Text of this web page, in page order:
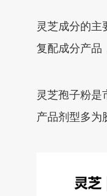
灵芝成分的主
复配成分产品
灵芝孢子粉是
产品剂型多为